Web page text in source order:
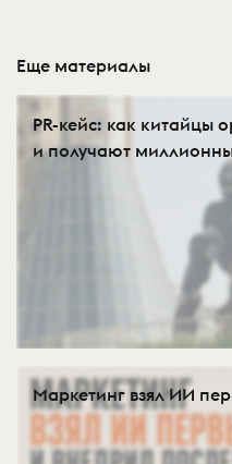
Еще материалы
PR-кейс: как китайцы
и получают
Маркетинг взял ИИ